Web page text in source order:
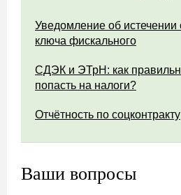
Уведомление об истечении
ключа фискального
СДЭК и ЭТрН: как
попасть на налоги?
Отчётность по соцконтракту
Ваши вопросы